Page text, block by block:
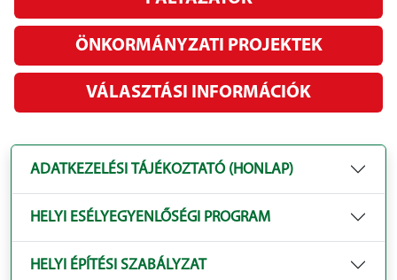
ÖNKORMÁNYZATI PROJEKTEK
VÁLASZTÁSI INFORMÁCIÓK
ADATKEZELÉSI TÁJÉKOZTATÓ (HONLAP)
HELYI ESÉLYEGYENLŐSÉGI PROGRAM
HELYI ÉPÍTÉSI SZABÁLYZAT